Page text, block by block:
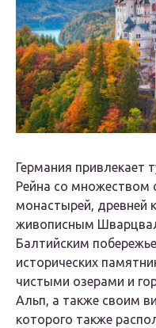
Германия привлекает
Рейна со множеством
монастырей, древней
живописным
Балтийским
исторических
чистыми озерами и
Альп, а также своим
которого также